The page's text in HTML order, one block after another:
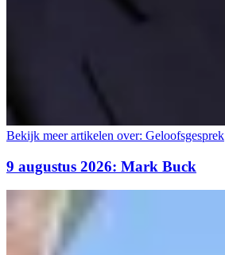
Bekijk meer artikelen over: Geloofsgesprek
9 augustus 2026: Mark Buck